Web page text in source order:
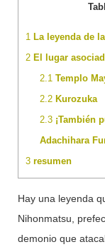
1 La leyenda de
2El lugar
2.1 Templo
2.2Kurozuka
2.3¡También
Adachihara
3resumen
Hay una leyenda
Nihonmatsu,
demonio que